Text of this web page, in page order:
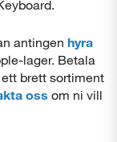
antingen hyra
lager. Betala
ett brett sortiment
oss om ni vill